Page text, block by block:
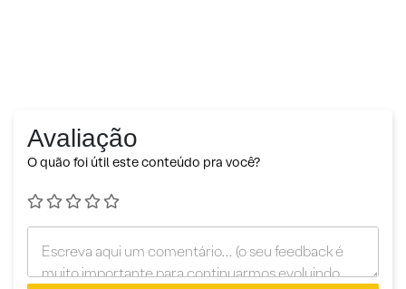
Avaliação
O quão foi útil este conteúdo pra você?